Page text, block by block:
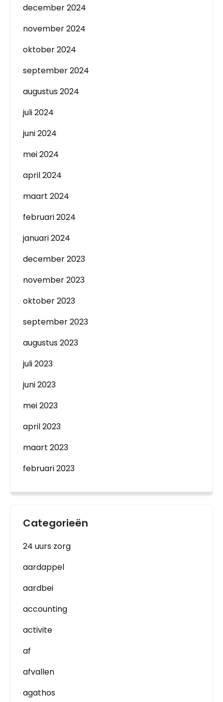
december 2024
november 2024
oktober 2024
september 2024
augustus 2024
juli 2024
juni 2024
mei 2024
april 2024
maart 2024
februari 2024
januari 2024
december 2023
november 2023
oktober 2023
september 2023
augustus 2023
juli 2023
juni 2023
mei 2023
april 2023
maart 2023
februari 2023
Categorieën
24 uurs zorg
aardappel
aardbei
accounting
activite
af
afvallen
agathos